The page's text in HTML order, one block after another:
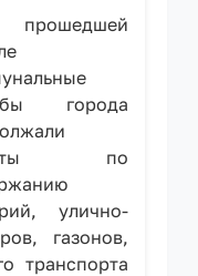
города
по
улично-
газонов,
транспорта